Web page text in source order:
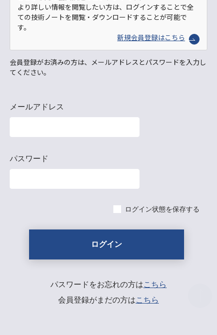
より詳しい情報を閲覧したい方は、ログインすることで全
ての技術ノートを閲覧・ダウンロードすることが可能で
す。
新規会員登録はこちら
会員登録がお済みの方は、メールアドレスとパスワードを入力し
てください。
メールアドレス
パスワード
ログイン状態を保存する
パスワードをお忘れの方はこちら
会員登録がまだの方はこちら